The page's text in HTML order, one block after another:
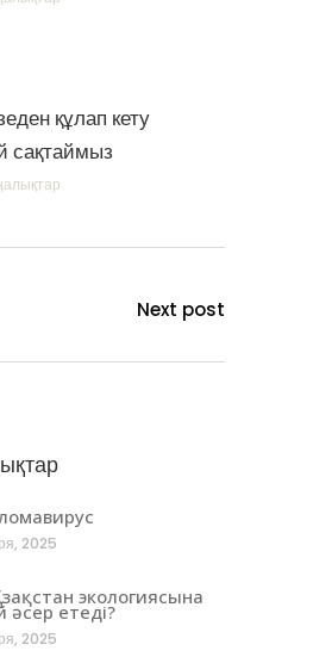
құлап кету
сақтаймыз
Next post
2025
экологиясына
әсер етеді?
2025